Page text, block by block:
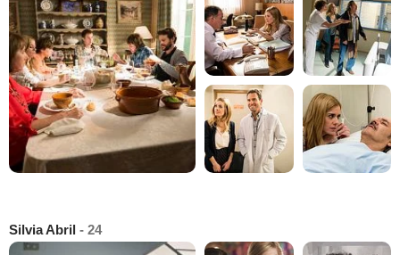
Silvia Abril - 24